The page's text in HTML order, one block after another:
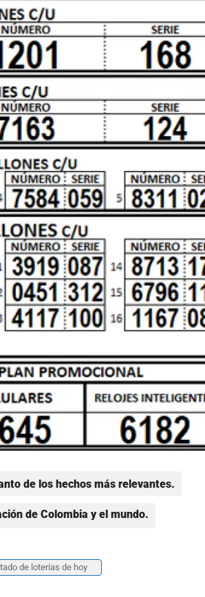
de los hechos más relevantes.
de Colombia y el mundo.
de loterías de hoy